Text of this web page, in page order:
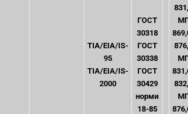
TIA/EIA/IS-
95
TIA/EIA/IS-
2000
ГОСТ
30318
ГОСТ
30338
ГОСТ
30429
норми
18-85